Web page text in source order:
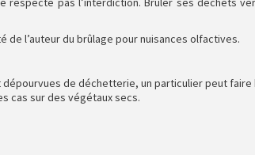
l’auteur du brûlage pour nuisances olfactives.
de déchetterie, un particulier peut
cas sur des végétaux secs.